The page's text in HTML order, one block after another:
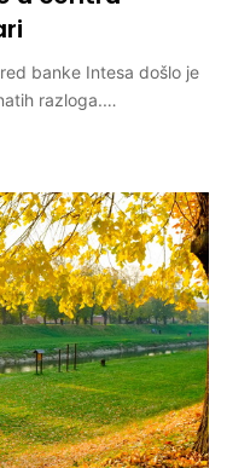
banke Intesa došlo je
razloga.…